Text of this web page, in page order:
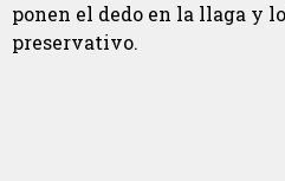
ponen el dedo en la llaga y
preservativo.